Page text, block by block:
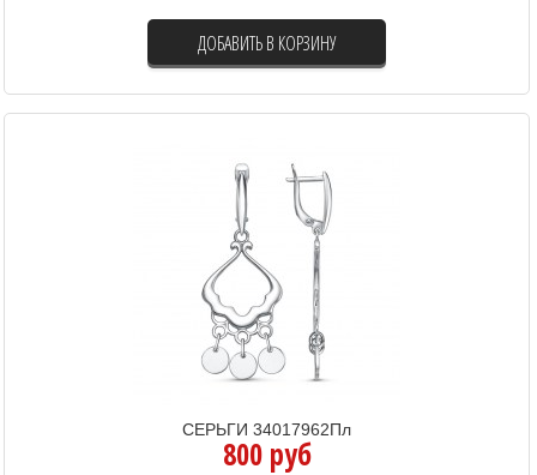
ДОБАВИТЬ В КОРЗИНУ
СЕРЬГИ 34017962Пл
800 руб